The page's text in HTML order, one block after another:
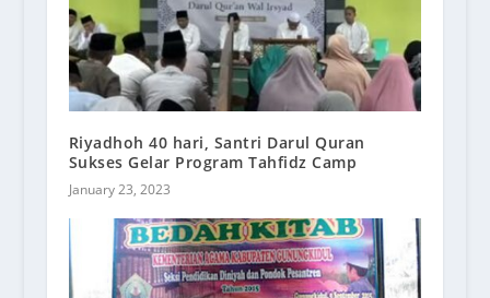
Riyadhoh 40 hari, Santri Darul Quran
Sukses Gelar Program Tahfidz Camp
January 23, 2023